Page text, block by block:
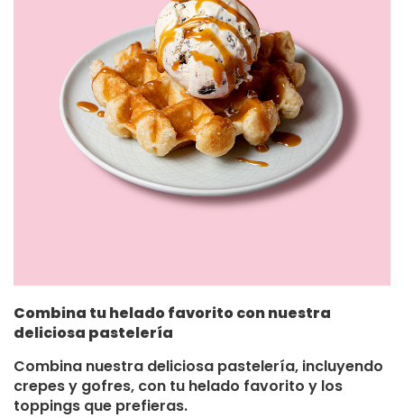
Combina tu helado favorito con nuestra
deliciosa pastelería
Combina nuestra deliciosa pastelería, incluyendo
crepes y gofres, con tu helado favorito y los
toppings que prefieras.